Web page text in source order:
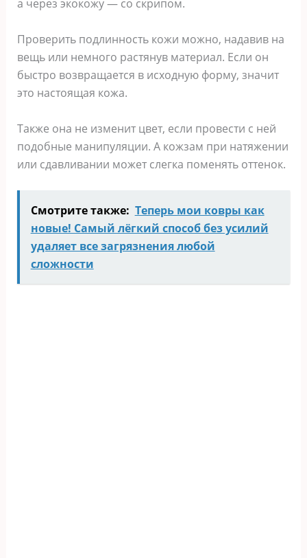
а через экокожу — со скрипом.
Проверить подлинность кожи можно, надавив на
вещь или немного растянув материал. Если он
быстро возвращается в исходную форму, значит
это настоящая кожа.
Также она не изменит цвет, если провести с ней
подобные манипуляции. А кожзам при натяжении
или сдавливании может слегка поменять оттенок.
Смотрите также: Теперь мои ковры как
новые! Самый лёгкий способ без усилий
удаляет все загрязнения любой
сложности